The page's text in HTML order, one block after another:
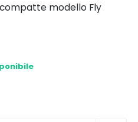
modello Fly